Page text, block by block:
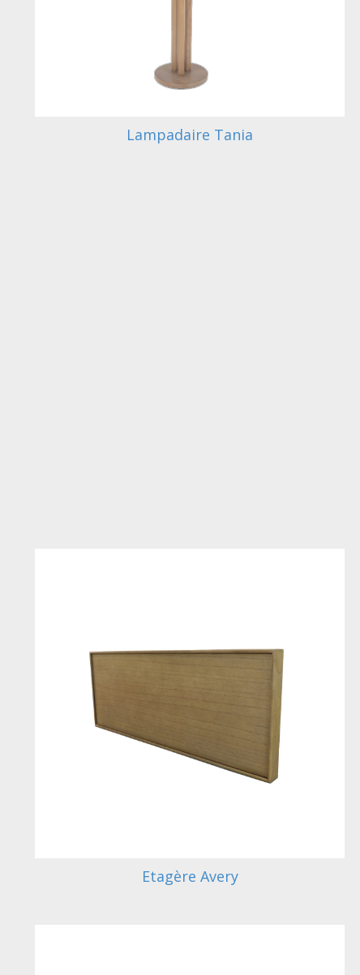
Lampadaire Tania
Etagère Avery